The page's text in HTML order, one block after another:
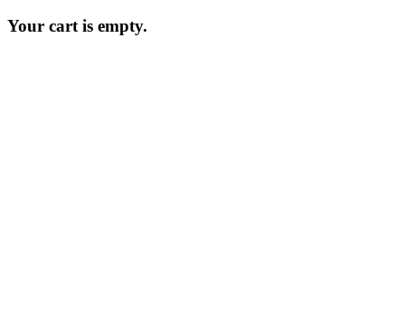
Your cart is empty.